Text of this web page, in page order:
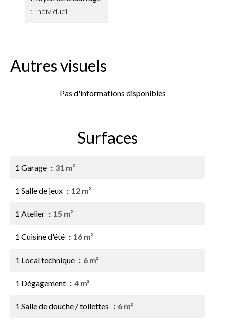
Individuel
Autres visuels
Pas d'informations disponibles
Surfaces
1 Garage 31 m²
1 Salle de jeux 12 m²
1 Atelier 15 m²
1 Cuisine d'été 16 m²
1 Local technique 6 m²
1 Dégagement 4 m²
1 Salle de douche / toilettes 6 m²